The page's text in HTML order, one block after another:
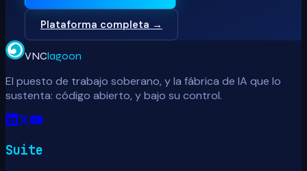
Plataforma completa →
VNClagoon
El puesto de trabajo soberano, y la fábrica de IA que lo
sustenta: código abierto, y bajo su control.
Suite